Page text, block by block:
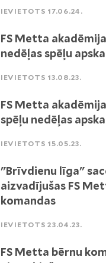
IEVIETOTS 17.06.24.
FS Metta
nedēļas spēļu
IEVIETOTS 13.08.23.
FS Metta
spēļu nedēļas
IEVIETOTS 15.05.23.
"Brīvdienu līga"
aizvadījušas FS
komandas
IEVIETOTS 23.04.23.
FS Metta bērnu